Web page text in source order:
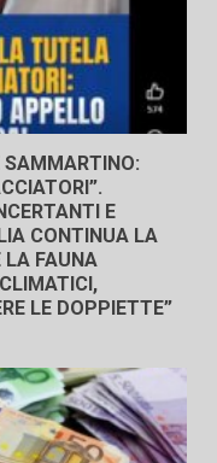
SAMMARTINO:
E
CONTINUA LA
LA FAUNA
LE DOPPIETTE”